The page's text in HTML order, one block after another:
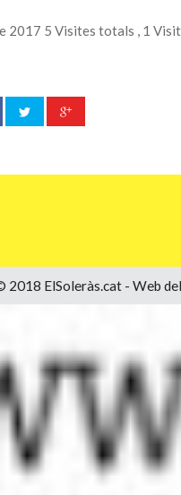
2017 5 Visites totals , 1
2018 ElSoleràs.cat - Web